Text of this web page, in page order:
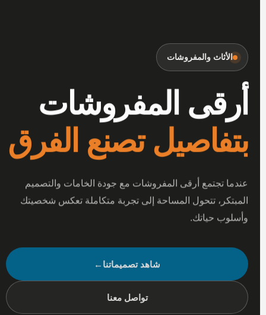
الأثاث والمفروشات
أرقى المفروشات
بتفاصيل تصنع الفرق
عندما تجتمع أرقى المفروشات مع جودة الخامات والتصميم
المبتكر، تتحول المساحة إلى تجربة متكاملة تعكس شخصيتك
وأسلوب حياتك.
شاهد تصميماتنا←
تواصل معنا